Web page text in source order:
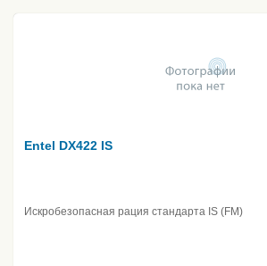
Entel DX422 IS
Искробезопасная рация стандарта IS (FM)